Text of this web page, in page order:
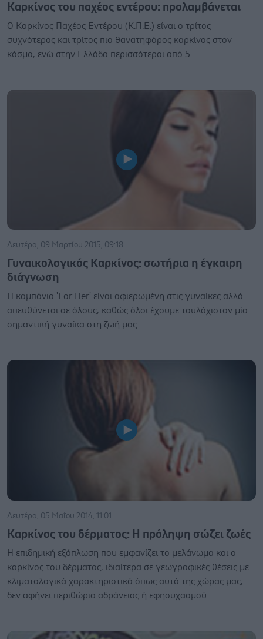
Καρκίνος του παχέος εντέρου: προλαμβάνεται
Ο Καρκίνος Παχέος Εντέρου (Κ.Π.Ε.) είναι ο τρίτος
συχνότερος και τρίτος πιο θανατηφόρος καρκίνος στον
κόσμο, ενώ στην Ελλάδα περισσότεροι από 5.
Δευτέρα, 09 Μαρτίου 2015, 09:18
Γυναικολογικός Καρκίνος: σωτήρια η έγκαιρη
διάγνωση
H καμπάνια 'For Her' είναι αφιερωμένη στις γυναίκες αλλά
απευθύνεται σε όλους, καθώς όλοι έχουμε τουλάχιστον μία
σημαντική γυναίκα στη ζωή μας.
Δευτέρα, 05 Μαΐου 2014, 11:01
Καρκίνος του δέρματος: Η πρόληψη σώζει ζωές
Η επιδημική εξάπλωση που εμφανίζει το μελάνωμα και ο
καρκίνος του δέρματος, ιδιαίτερα σε γεωγραφικές θέσεις με
κλιματολογικά χαρακτηριστικά όπως αυτά της χώρας μας,
δεν αφήνει περιθώρια αδράνειας ή εφησυχασμού.